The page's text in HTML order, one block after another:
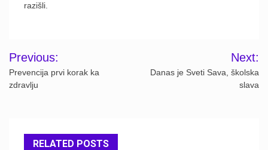
razišli.
Post
navigation
Previous:
Prevencija prvi korak ka
zdravlju
Next:
Danas je Sveti Sava, školska
slava
RELATED POSTS